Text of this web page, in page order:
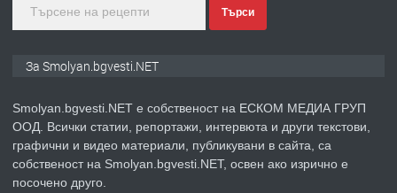
преди 2 години
ПРЕДЛАГА КЪЩА В МАРОНЯ
Търси
За Smolyan.bgvesti.NET
Smolyan.bgvesti.NET е собственост на ЕСКОМ МЕДИА ГРУП
ООД. Всички статии, репортажи, интервюта и други текстови,
графични и видео материали, публикувани в сайта, са
собственост на Smolyan.bgvesti.NET, освен ако изрично е
посочено друго.